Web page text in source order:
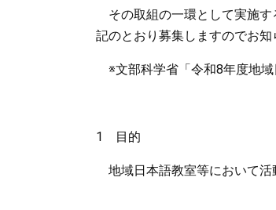
その取組の一環として実施す
記のとおり募集しますのでお知
※文部科学省「令和8年度地
1 目的
地域日本語教室等において活